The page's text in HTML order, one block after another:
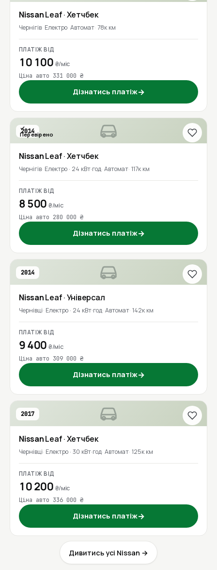
NissanLeaf· Хетчбек
Чернігів Електро Автомат 78к км
ПЛАТІЖ ВІД
10 100 ₴/міс
Ціна авто 331 000 ₴
Дізнатись платіж→
2014
Перевірено
NissanLeaf· Хетчбек
Чернігів Електро · 24 кВт·год Автомат 117к км
ПЛАТІЖ ВІД
8 500₴/міс
Ціна авто 280 000 ₴
Дізнатись платіж→
2014
NissanLeaf· Універсал
Чернівці Електро · 24 кВт·год Автомат 142к км
ПЛАТІЖ ВІД
9 400₴/міс
Ціна авто 309 000 ₴
Дізнатись платіж→
2017
NissanLeaf· Хетчбек
Чернівці Електро · 30 кВт·год Автомат 125к км
ПЛАТІЖ ВІД
10 200 ₴/міс
Ціна авто 336 000 ₴
Дізнатись платіж→
Дивитись усі Nissan →